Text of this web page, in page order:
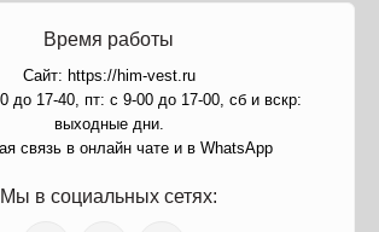
Время работы
Сайт: https://him-vest.ru
до 17-40, пт: с 9-00 до 17-00, сб и вскр:
выходные дни.
связь в онлайн чате и в WhatsApp
Мы в социальных сетях: